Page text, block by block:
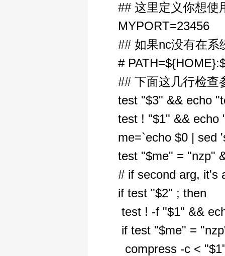
## 这里定义你想使
MYPORT=23456
## 如果nc没有在系
#
## 下面这几行检查
test "$3" && echo
test ! "$1" && echo
me=`echo $0 | sed
test "$me" = "nzp"
# if second arg, it's
if test "$2" ; then
test ! -f "$1" &&
if test "$me" =
compress -c <